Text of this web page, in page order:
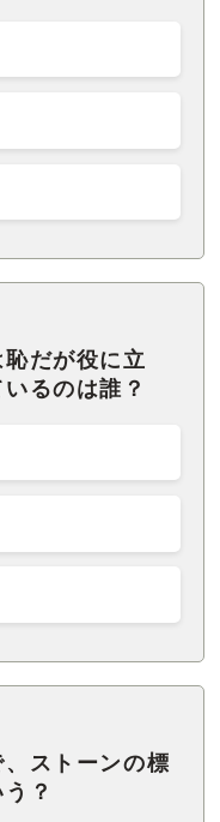
恥だが役に立
るのは誰？
、ストーンの標
？